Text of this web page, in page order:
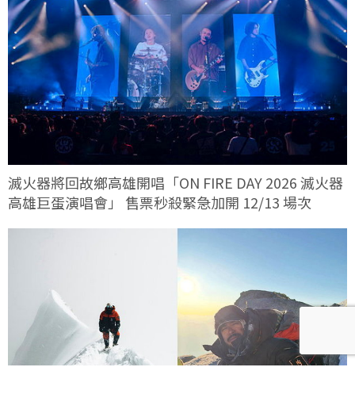
滅火器將回故鄉高雄開唱「ON FIRE DAY 2026 滅火器
高雄巨蛋演唱會」 售票秒殺緊急加開 12/13 場次